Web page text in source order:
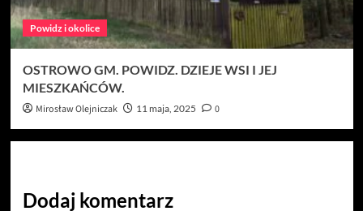
Powidz i okolice
OSTROWO GM. POWIDZ. DZIEJE WSI I JEJ
MIESZKAŃCÓW.
Mirosław Olejniczak 11 maja, 2025 0
Dodaj komentarz